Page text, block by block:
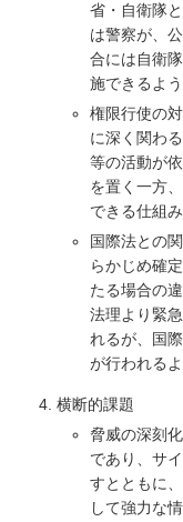
省・自衛隊
は警察が、
合には自衛
施できるよ
権限行使の
に深く関わ
等の活動が
を置く一方
できる仕組
国際法との
らかじめ確
たる場合の
法理より緊
れるが、国
が行われる
横断的課題
脅威の深刻
であり、サ
すとともに
して強力な